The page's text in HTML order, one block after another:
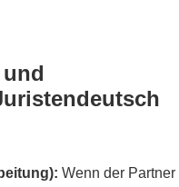
Wenn der Partner